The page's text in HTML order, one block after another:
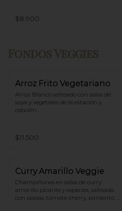
$8.900
Arroz Frito Vegetariano
Arroz Blanco salteado con salsa de
soya y vegetales de la estación y
cebollín.
$11.500
Curry Amarillo Veggie
Champiñones en salsa de curry
amarillo picante y especies, salteada
con papas, tomate cherry, pimiento.